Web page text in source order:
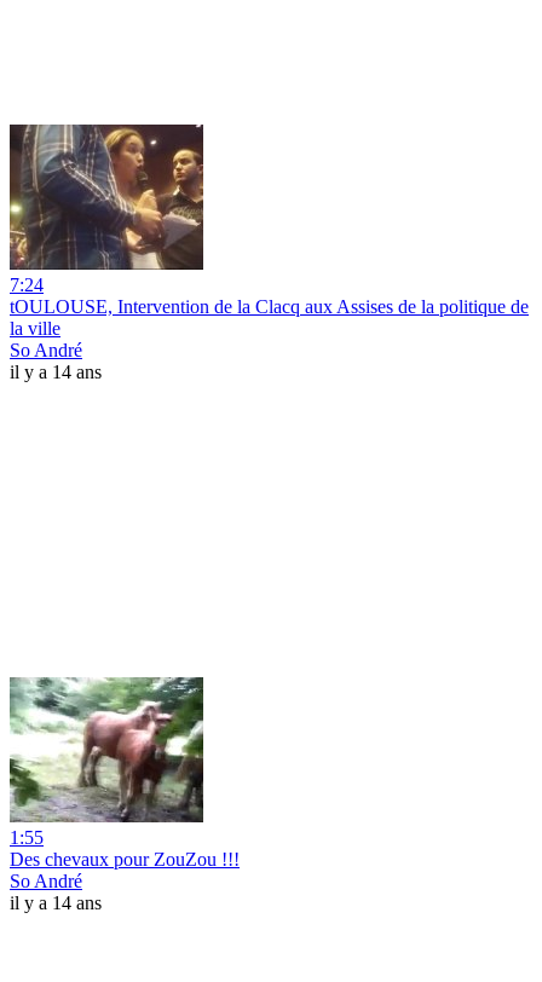
7:24
tOULOUSE, Intervention de la Clacq aux Assises de la politique de
la ville
So André
il y a 14 ans
1:55
Des chevaux pour ZouZou !!!
So André
il y a 14 ans